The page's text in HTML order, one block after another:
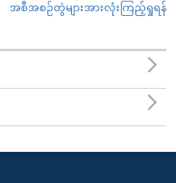
အစီအစဉ်တွဲများအားလုံးကြည့်ရှုရန်